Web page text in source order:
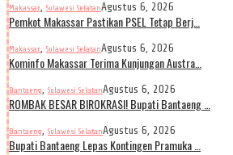
Makassar, Sulawesi SelatanAgustus 6, 2026
Pemkot Makassar Pastikan PSEL Tetap Berj…
Makassar, Sulawesi SelatanAgustus 6, 2026
Kominfo Makassar Terima Kunjungan Austra…
Bantaeng, Sulawesi SelatanAgustus 6, 2026
ROMBAK BESAR BIROKRASI! Bupati Bantaeng …
Bantaeng, Sulawesi SelatanAgustus 6, 2026
Bupati Bantaeng Lepas Kontingen Pramuka …